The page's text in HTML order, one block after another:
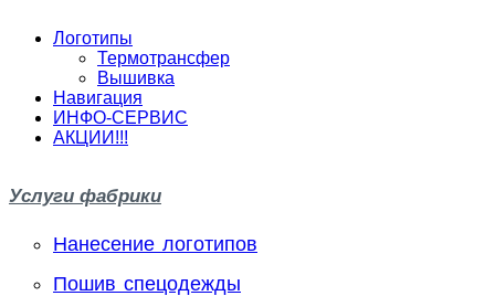
Логотипы
Термотрансфер
Вышивка
Навигация
ИНФО-СЕРВИС
АКЦИИ!!!
Услуги фабрики
Нанесение логотипов
Пошив спецодежды